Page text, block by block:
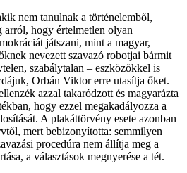
nem tanulnak a történelemből,
arról, hogy értelmetlen olyan
játszani, mint a magyar,
nevezett szavazó robotjai bármit
szabálytalan – eszközökkel is
Orbán Viktor erre utasítja őket.
azzal takaródzott és magyarázta
hogy ezzel megakadályozza a
A plakáttörvény esete azonban
mert bebizonyította: semmilyen
procedúra nem állítja meg a
a választások megnyerése a tét.